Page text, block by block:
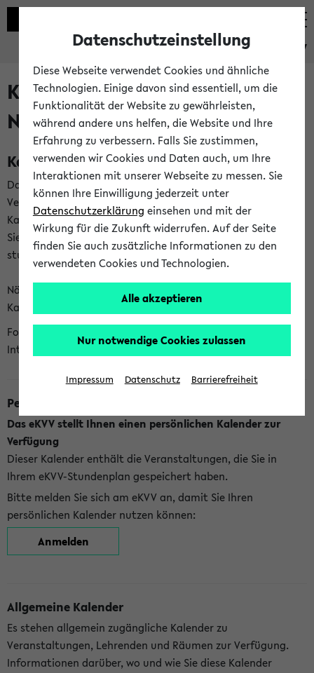
eKVV
Kalenderintegration und
Newsfeeds
Kalenderintegration
Das eKVV bietet Ihnen die Möglichkeit,
Veranstaltungstermine in eine Vielzahl von
Kalenderanwendungen einzubinden. Auf diese Weise können
Sie einen gemeinsamen Überblick über Ihre privaten und
studienbezogenen Termine erhalten.
Näheres zu Vorteilen und Funktionsweise der
Kalenderintegration können Sie auf unserer
Folgende Kalender bietet Ihnen das eKVV derzeit zur
Integration an:
Persönlicher Kalender
Das eKVV stellt Ihnen einen persönlichen Kalender zur
Verfügung
Dieser Kalender enthält die Veranstaltungen, die Sie in
Ihrem eKVV-Stundenplan gespeichert haben.
Bitte melden Sie sich am eKVV an, damit Sie Ihren
persönlichen Kalender nutzen können:
Anmelden
Allgemeine Kalender
Es stehen allgemein zugängliche Kalender zu
Veranstaltungen, Lehrenden und Räumen zur Verfügung.
Informationen darüber, wo und wie Sie diese Kalender
Datenschutzeinstellung
Diese Webseite verwendet Cookies und ähnliche
Technologien. Einige davon sind essentiell, um die
Funktionalität der Website zu gewährleisten,
während andere uns helfen, die Website und Ihre
Erfahrung zu verbessern. Falls Sie zustimmen,
verwenden wir Cookies und Daten auch, um Ihre
Interaktionen mit unserer Webseite zu messen. Sie
können Ihre Einwilligung jederzeit unter
Datenschutzerklärung einsehen und mit der
Wirkung für die Zukunft widerrufen. Auf der Seite
finden Sie auch zusätzliche Informationen zu den
verwendeten Cookies und Technologien.
Alle akzeptieren
Nur notwendige Cookies zulassen
Impressum Datenschutz Barrierefreiheit